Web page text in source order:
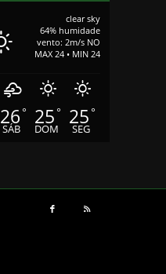
clear sky
64% humidade
vento: 2m/s NO
MAX 24 • MIN 24
26 °
SÁB
25 °
DOM
25 °
SEG